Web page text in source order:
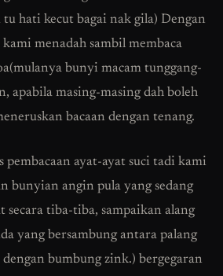
hati kecut bagai nak gila) Dengan
menadah sambil membaca
bunyi macam tunggang-
apabila masing-masing dah boleh
bacaan dengan tenang.
pembacaan ayat-ayat suci tadi kami
bunyian angin pula yang sedang
secara tiba-tiba, sampaikan alang
yang bersambung antara palang
bumbung zink.) bergegaran